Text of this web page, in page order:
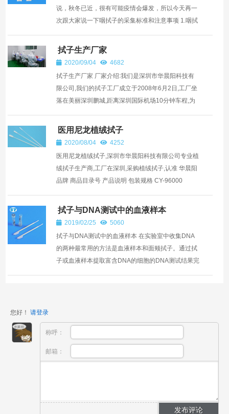
说，秋冬已近，很有可能疫情会爆发，所以今天再一
次跟大家说一下咽拭子的采集标准和注意事项 1.咽拭
的咽部...
拭子生产厂家
2020/09/04
4682
拭子生产厂家 厂家介绍:我们是深圳市华晨阳科技有
限公司,我们的拭子工厂成立于2008年6月2日,工厂坐
落在美丽深圳鹏城,距离深圳国际机场10分钟车程,为
积10000平方...
医用尼龙植绒拭子
2020/08/04
4252
医用尼龙植绒拭子,深圳市华晨阳科技有限公司专业植
绒拭子生产商,工厂在深圳,采购植绒拭子,认准 华晨阳
品牌 商品目录号 产品说明 包装规格 CY-96000
拭子与DNA测试中的血液样本
2019/02/25
5060
拭子与DNA测试中的血液样本 在实验室中收集DNA
的两种最常用的方法是血液样本和面颊拭子。通过拭
子或血液样本提取富含DNA的细胞的DNA测试结果完
您好！ 请登录
称呼：
邮箱：